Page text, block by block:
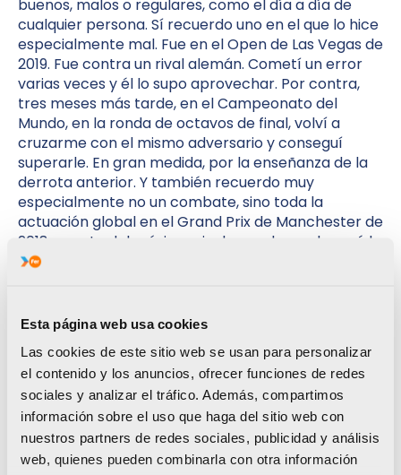
Esta página web usa cookies
Las cookies de este sitio web se usan para personalizar
el contenido y los anuncios, ofrecer funciones de redes
sociales y analizar el tráfico. Además, compartimos
información sobre el uso que haga del sitio web con
nuestros partners de redes sociales, publicidad y análisis
web, quienes pueden combinarla con otra información
buenos, malos o regulares,como el día a día de
cualquier persona. Sí recuerdo uno en el que lo hice
especialmente mal. Fue en el Open de Las Vegas de
2019. Fue contra un rival alemán. Cometí un error
varias veces y él lo supo aprovechar. Por contra,
tres meses más tarde, en el Campeonato del
Mundo, en la ronda de octavos de final, volví a
cruzarme con el mismo adversario y conseguí
superarle. En gran medida, por la enseñanza de la
derrota anterior. Y también recuerdo muy
especialmente no un combate, sino toda la
actuación global en el Grand Prix de Manchester de
2018, evento del máximo nivel y en el que alcancé la
medalla de oro.
He sido, y soy, un
taekwondista frío y
calculador
Raúl Martínez